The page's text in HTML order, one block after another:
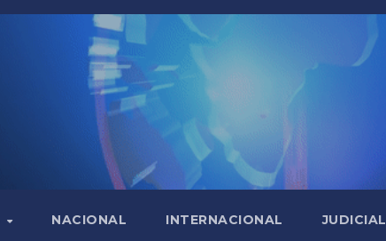
NACIONAL INTERNACIONAL JUDICIAL